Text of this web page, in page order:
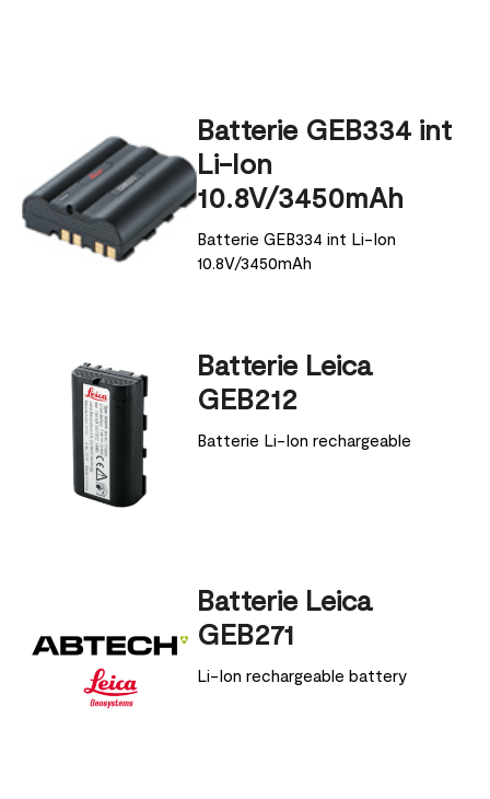
Batterie GEB334 int
Li-Ion
10.8V/3450mAh
Batterie GEB334 int Li-Ion
10.8V/3450mAh
Batterie Leica
GEB212
Batterie Li-Ion rechargeable
Batterie Leica
GEB271
Li-Ion rechargeable battery